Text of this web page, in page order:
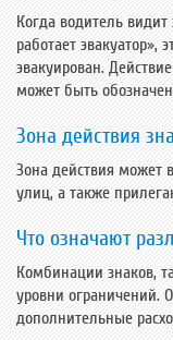
Когда водитель видит
работает эвакуатор»,
эвакуирован.
может быть
Зона действия
Зона действия может
улиц, а также
Что означают
Комбинации знаков,
уровни ограничений.
дополнительные